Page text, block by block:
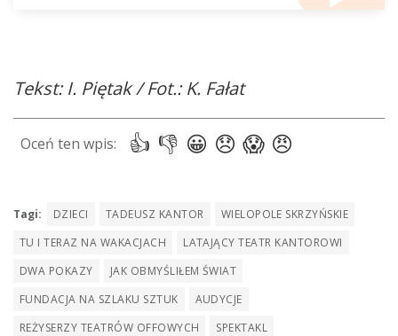
Tekst: I. Piętak / Fot.: K. Fałat
Tagi: DZIECI TADEUSZ KANTOR
WIELOPOLE SKRZYŃSKIE
TU I TERAZ NA WAKACJACH
LATAJĄCY TEATR KANTOROWI
DWA POKAZY
JAK OBMYŚLIŁEM ŚWIAT
FUNDACJA NA SZLAKU SZTUK
AUDYCJE
REŻYSERZY TEATRÓW OFFOWYCH
SPEKTAKL